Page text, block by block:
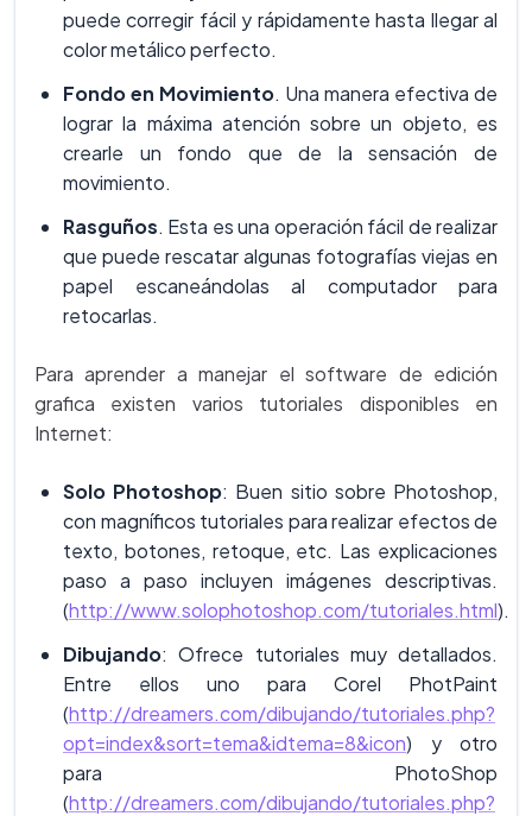
puede corregir fácil y rápidamente hasta llegar al
color metálico perfecto.
Fondo en Movimiento. Una manera efectiva de
lograr la máxima atención sobre un objeto, es
crearle un fondo que de la sensación de
movimiento.
Rasguños. Esta es una operación fácil de realizar
que puede rescatar algunas fotografías viejas en
papel escaneándolas al computador para
retocarlas.
Para aprender a manejar el software de edición
grafica existen varios tutoriales disponibles en
Internet:
Solo Photoshop: Buen sitio sobre Photoshop,
con magníficos tutoriales para realizar efectos de
texto, botones, retoque, etc. Las explicaciones
paso a paso incluyen imágenes descriptivas.
(http://www.solophotoshop.com/tutoriales.html).
Dibujando: Ofrece tutoriales muy detallados.
Entre ellos uno para Corel PhotPaint
(http://dreamers.com/dibujando/tutoriales.php?
opt=index&sort=tema&idtema=8&icon) y otro
para PhotoShop
(http://dreamers.com/dibujando/tutoriales.php?